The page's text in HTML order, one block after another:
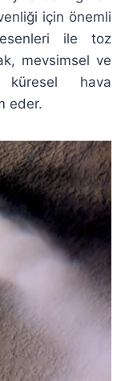
için önemli
ile toz
mevsimsel ve
küresel hava
eder.